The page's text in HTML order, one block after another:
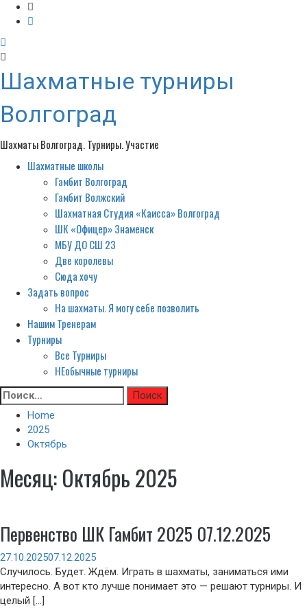
Шахматные турниры
Волгоград
Шахматы Волгоград. Турниры. Участие
PrimaryШахматные школы
Гамбит Волгоград
Гамбит Волжский
Шахматная Студия «Каисса» Волгоград
ШК «Офицер» Знаменск
МБУ ДО СШ 23
Две королевы
Сюда хочу
Задать вопрос
На шахматы. Я могу себе позволить
Нашим Тренерам
Турниры
Все Турниры
НЕобычные турниры
Skip
to
content
Найти:
Home
2025
Октябрь
Месяц:Октябрь 2025
Первенство ШК Гамбит 2025 07.12.2025
27.10.202507.12.2025
Случилось. Будет. Ждём. Играть в шахматы, заниматься ими
интересно. А вот кто лучше понимает это — решают турниры. И
целый […]